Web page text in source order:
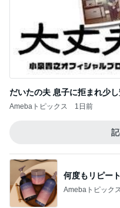
だいたの夫 息子に拒まれ少
Amebaトピックス 1日前
何度もリピー
Amebaトピック